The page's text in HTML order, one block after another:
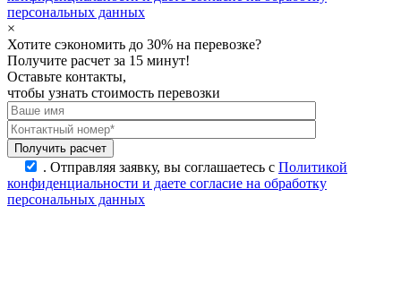
персональных данных
×
Хотите сэкономить до 30% на перевозке?
Получите расчет за 15 минут!
Оставьте контакты,
чтобы узнать стоимость перевозки
. Отправляя заявку, вы соглашаетесь с Политикой
конфиденциальности и даете согласие на обработку
персональных данных